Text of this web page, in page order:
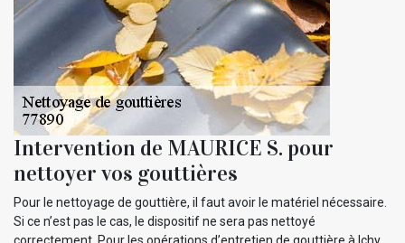
Intervention de MAURICE S. pour
nettoyer vos gouttières
Pour le nettoyage de gouttière, il faut avoir le matériel nécessaire.
Si ce n’est pas le cas, le dispositif ne sera pas nettoyé